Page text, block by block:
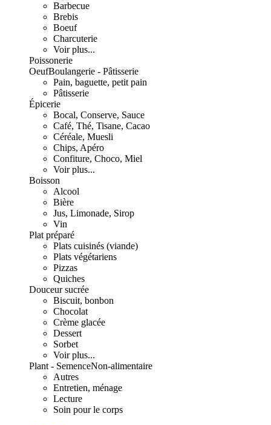
Barbecue
Brebis
Boeuf
Charcuterie
Voir plus...
Poissonerie
OeufBoulangerie - Pâtisserie
Pain, baguette, petit pain
Pâtisserie
Épicerie
Bocal, Conserve, Sauce
Café, Thé, Tisane, Cacao
Céréale, Muesli
Chips, Apéro
Confiture, Choco, Miel
Voir plus...
Boisson
Alcool
Bière
Jus, Limonade, Sirop
Vin
Plat préparé
Plats cuisinés (viande)
Plats végétariens
Pizzas
Quiches
Douceur sucrée
Biscuit, bonbon
Chocolat
Crème glacée
Dessert
Sorbet
Voir plus...
Plant - SemenceNon-alimentaire
Autres
Entretien, ménage
Lecture
Soin pour le corps